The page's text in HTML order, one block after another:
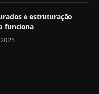
e estruturação
funciona